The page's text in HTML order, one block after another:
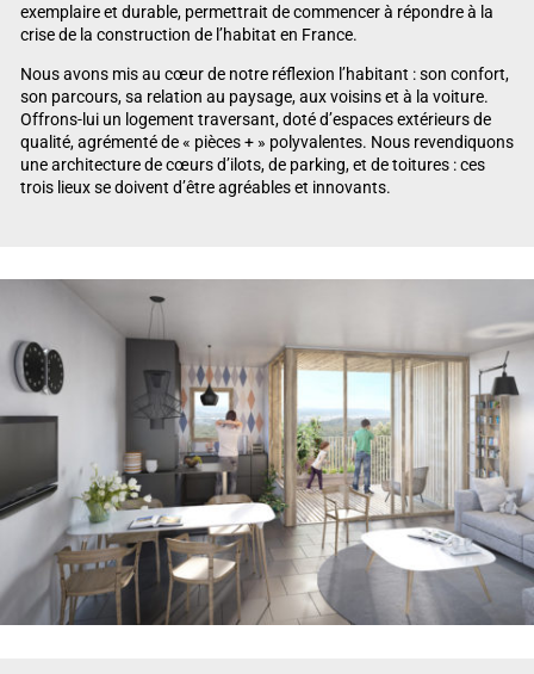
exemplaire et durable, permettrait de commencer à répondre à la
crise de la construction de l’habitat en France.
Nous avons mis au cœur de notre réflexion l’habitant : son confort,
son parcours, sa relation au paysage, aux voisins et à la voiture.
Offrons-lui un logement traversant, doté d’espaces extérieurs de
qualité, agrémenté de « pièces + » polyvalentes. Nous revendiquons
une architecture de cœurs d’ilots, de parking, et de toitures : ces
trois lieux se doivent d’être agréables et innovants.